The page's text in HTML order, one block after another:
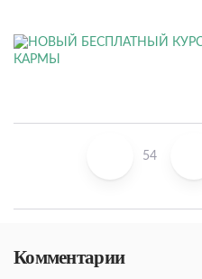
54
Комментарии